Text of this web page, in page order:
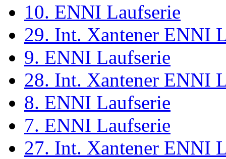
10. ENNI Laufserie
29. Int. Xantener ENNI
9. ENNI Laufserie
28. Int. Xantener ENNI
8. ENNI Laufserie
7. ENNI Laufserie
27. Int. Xantener ENNI